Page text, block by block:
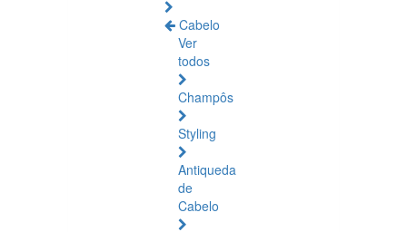
Cabelo
Ver
todos
Champôs
Styling
Antiqueda
de
Cabelo